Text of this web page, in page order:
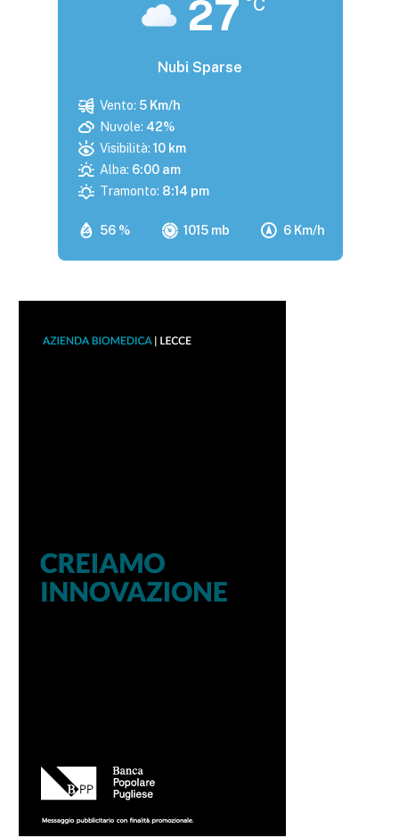
27
Nubi Sparse
56 % 1015 mb 6 Km/h
Vento: 5 Km/h
Nuvole: 42%
Visibilità: 10 km
Alba: 6:00 am
Tramonto: 8:14 pm